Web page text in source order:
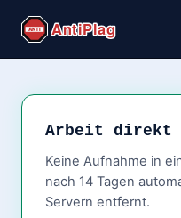
Arbeit direkt
Keine Aufnahme in
nach 14 Tagen
Servern entfernt.